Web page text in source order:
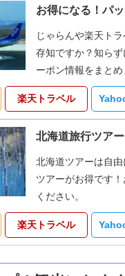
お得になる！パ
じゃらんや楽天ト
存知ですか？知ら
ーポン情報をまとめ
楽天トラベル
北海道旅行ツア
北海道ツアーは自
ツアーがお得です
ください。
楽天トラベル